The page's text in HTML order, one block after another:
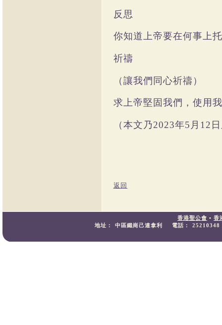
反思
你知道上帝要在何事上
祈禱
（讓我們同心祈禱）
求上帝堅固我們，使用
（本文乃2023年5 月 12
返回
香港聖公會 • 香
地址：
中區鐵崗己連拿利 電話： 25210348